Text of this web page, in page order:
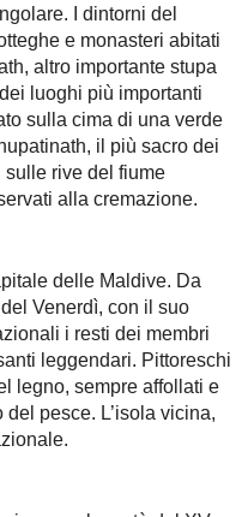
I dintorni del
e monasteri abitati
altro importante stupa
luoghi più importanti
sulla cima di una verde
il più sacro dei
rive del fiume
alla cremazione.
delle Maldive. Da
Venerdì, con il suo
i resti dei membri
leggendari. Pittoreschi
legno, sempre affollati e
pesce. L’isola vicina,